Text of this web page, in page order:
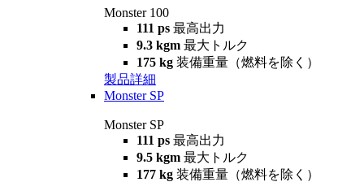
Monster 100
111 ps 最高出力
9.3 kgm 最大トルク
175 kg 装備重量（燃料を除く）
製品詳細
Monster SP
Monster SP
111 ps 最高出力
9.5 kgm 最大トルク
177 kg 装備重量（燃料を除く）